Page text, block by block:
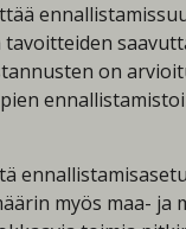
on
myös maa-